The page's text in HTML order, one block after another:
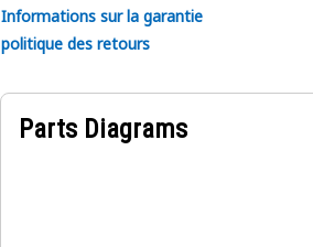
Informations sur la garantie
politique des retours
Parts Diagrams